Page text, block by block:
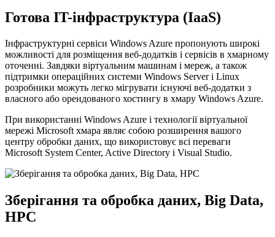
Готова IT-інфраструктура (IaaS)
Інфраструктурні сервіси Windows Azure пропонують широкі
можливості для розміщення веб-додатків і сервісів в хмарному
оточенні. Завдяки віртуальним машинам і мереж, а також
підтримки операційних системи Windows Server і Linux
розробники можуть легко мігрувати існуючі веб-додатки з
власного або орендованого хостингу в хмару Windows Azure.
При використанні Windows Azure і технології віртуальної
мережі Microsoft хмара являє собою розширення вашого
центру обробки даних, що використовує всі переваги
Microsoft System Center, Active Directory і Visual Studio.
Зберігання та обробка даних, Big Data,
HPC